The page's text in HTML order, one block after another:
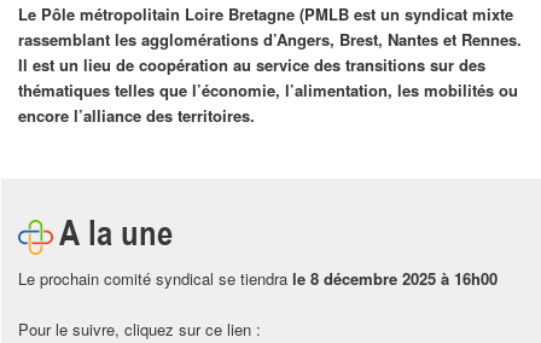
Le Pôle métropolitain Loire Bretagne (PMLB est un syndicat mixte
rassemblant les agglomérations d’Angers, Brest, Nantes et Rennes.
Il est un lieu de coopération au service des transitions sur des
thématiques telles que l’économie, l’alimentation, les mobilités ou
encore l’alliance des territoires.
A la une
Le prochain comité syndical se tiendra le 8 décembre 2025 à 16h00
Pour le suivre, cliquez sur ce lien :